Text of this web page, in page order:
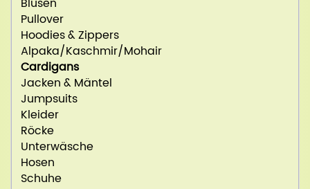
Pullover
Hoodies & Zippers
Alpaka/Kaschmir/Mohair
Cardigans
Jacken & Mäntel
Jumpsuits
Kleider
Röcke
Unterwäsche
Hosen
Schuhe